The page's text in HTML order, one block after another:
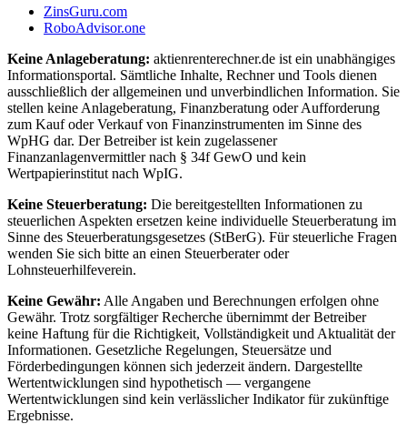
ZinsGuru.com
RoboAdvisor.one
Keine Anlageberatung: aktienrenterechner.de ist ein unabhängiges
Informationsportal. Sämtliche Inhalte, Rechner und Tools dienen
ausschließlich der allgemeinen und unverbindlichen Information. Sie
stellen keine Anlageberatung, Finanzberatung oder Aufforderung
zum Kauf oder Verkauf von Finanzinstrumenten im Sinne des
WpHG dar. Der Betreiber ist kein zugelassener
Finanzanlagenvermittler nach § 34f GewO und kein
Wertpapierinstitut nach WpIG.
Keine Steuerberatung: Die bereitgestellten Informationen zu
steuerlichen Aspekten ersetzen keine individuelle Steuerberatung im
Sinne des Steuerberatungsgesetzes (StBerG). Für steuerliche Fragen
wenden Sie sich bitte an einen Steuerberater oder
Lohnsteuerhilfeverein.
Keine Gewähr: Alle Angaben und Berechnungen erfolgen ohne
Gewähr. Trotz sorgfältiger Recherche übernimmt der Betreiber
keine Haftung für die Richtigkeit, Vollständigkeit und Aktualität der
Informationen. Gesetzliche Regelungen, Steuersätze und
Förderbedingungen können sich jederzeit ändern. Dargestellte
Wertentwicklungen sind hypothetisch — vergangene
Wertentwicklungen sind kein verlässlicher Indikator für zukünftige
Ergebnisse.